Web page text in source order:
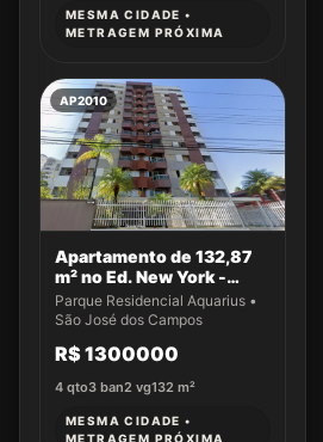
MESMA CIDADE •
METRAGEM PRÓXIMA
AP2010
Apartamento de 132,87
m² no Ed. New York -
Apto 22
Parque Residencial Aquarius •
São José dos Campos
R$ 1300000
4 qto3 ban2 vg132 m²
MESMA CIDADE •
METRAGEM PRÓXIMA